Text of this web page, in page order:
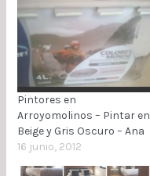
Pintores en
Arroyomolinos – Pintar en
Beige y Gris Oscuro – Ana
16 junio, 2012